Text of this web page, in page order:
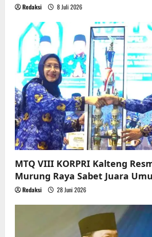
Redaksi 8 Juli 2026
MTQ VIII KORPRI Kalteng
Murung Raya Sabet Juara
Redaksi 28 Juni 2026